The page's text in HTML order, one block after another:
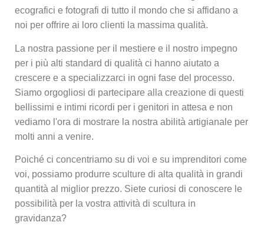
ecografici e fotografi di tutto il mondo che si affidano a
noi per offrire ai loro clienti la massima qualità.
La nostra passione per il mestiere e il nostro impegno
per i più alti standard di qualità ci hanno aiutato a
crescere e a specializzarci in ogni fase del processo.
Siamo orgogliosi di partecipare alla creazione di questi
bellissimi e intimi ricordi per i genitori in attesa e non
vediamo l'ora di mostrare la nostra abilità artigianale per
molti anni a venire.
Poiché ci concentriamo su di voi e su imprenditori come
voi, possiamo produrre sculture di alta qualità in grandi
quantità al miglior prezzo. Siete curiosi di conoscere le
possibilità per la vostra attività di scultura in
gravidanza?